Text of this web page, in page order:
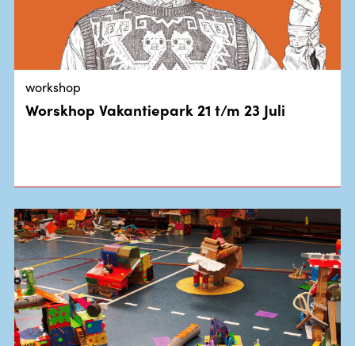
workshop
Worskhop Vakantiepark 21 t/m 23 Juli